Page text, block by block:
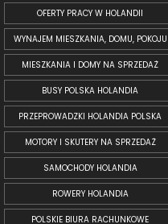
OFERTY PRACY W HOLANDII
WYNAJEM MIESZKANIA, DOMU, POKOJU
MIESZKANIA I DOMY NA SPRZEDAŻ
BUSY POLSKA HOLANDIA
PRZEPROWADZKI HOLANDIA POLSKA
MOTORY I SKUTERY NA SPRZEDAŻ
SAMOCHODY HOLANDIA
ROWERY HOLANDIA
POLSKIE BIURA RACHUNKOWE